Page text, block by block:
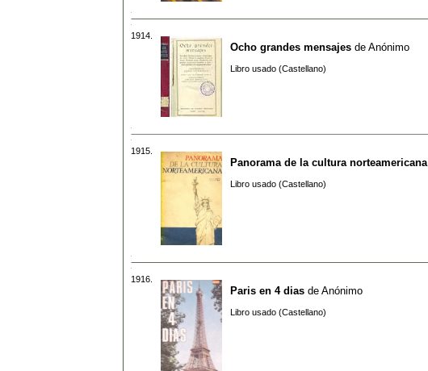
1914.
Ocho grandes mensajes de Anónimo
Libro usado (Castellano)
1915.
Panorama de la cultura norteamericana
Libro usado (Castellano)
1916.
Paris en 4 dias de Anónimo
Libro usado (Castellano)